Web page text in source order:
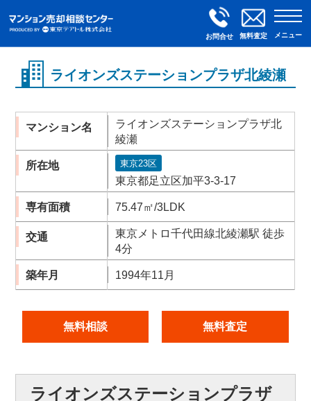
お問合せ 無料査定 メニュー
ライオンズステーションプラザ北綾瀬
マンション名
ライオンズステーションプラザ北
綾瀬
所在地 東京23区
東京都足立区加平3-3-17
専有面積 75.47㎡/3LDK
交通
東京メトロ千代田線北綾瀬駅 徒歩
4分
築年月 1994年11月
無料相談 無料査定
ライオンズステーションプラザ